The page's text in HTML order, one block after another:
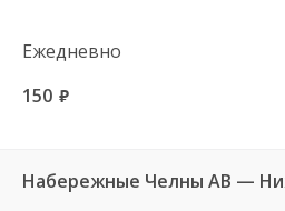
Ежедневно
150 руб.